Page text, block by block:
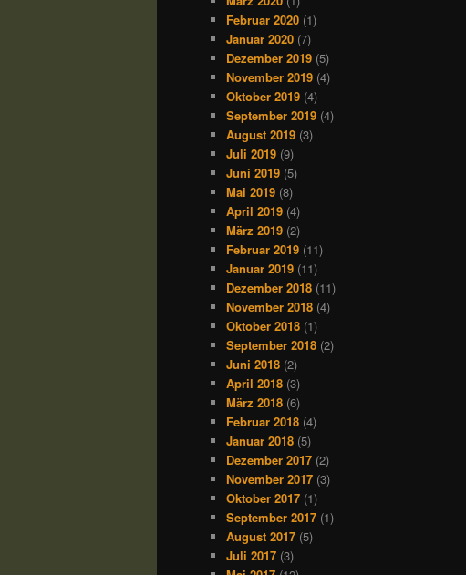
Februar 2020 (1)
Januar 2020 (7)
Dezember 2019 (5)
November 2019 (4)
Oktober 2019 (4)
September 2019 (4)
August 2019 (3)
Juli 2019 (9)
Juni 2019 (5)
Mai 2019 (8)
April 2019 (4)
März 2019 (2)
Februar 2019 (11)
Januar 2019 (11)
Dezember 2018 (11)
November 2018 (4)
Oktober 2018 (1)
September 2018 (2)
Juni 2018 (2)
April 2018 (3)
März 2018 (6)
Februar 2018 (4)
Januar 2018 (5)
Dezember 2017 (2)
November 2017 (3)
Oktober 2017 (1)
September 2017 (1)
August 2017 (5)
Juli 2017 (3)